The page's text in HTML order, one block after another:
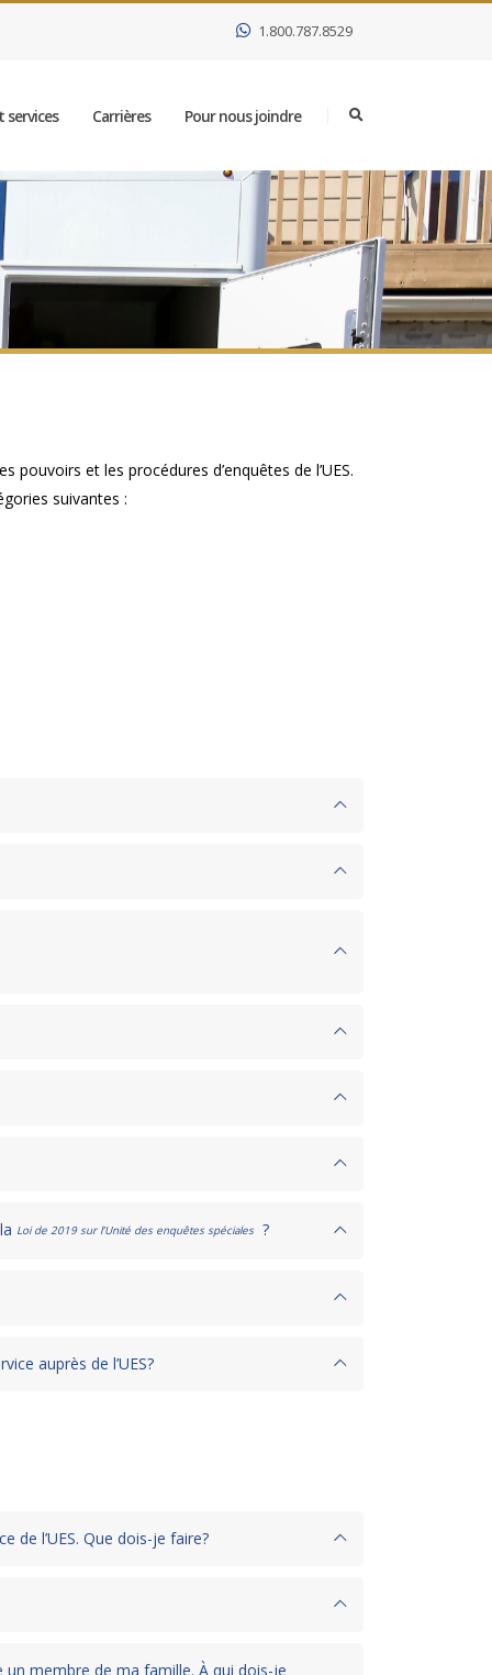
1.800.787.8529
services Carrières Pour nous joindre
et les procédures d’enquêtes de l’UES.
suivantes :
Loi de 2019 sur l’Unité des enquêtes spéciales ?
auprès de l’UES?
de l’UES. Que dois-je faire?
membre de ma famille. À qui dois-je